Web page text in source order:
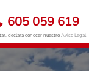
605 059 619
declara conocer nuestroAviso Legal